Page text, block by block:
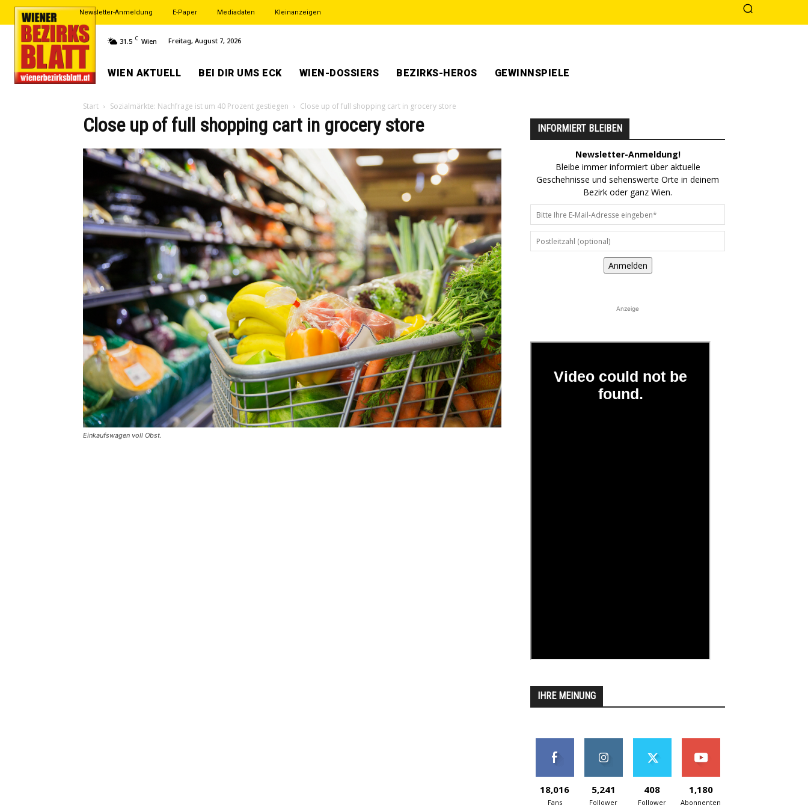
Newsletter-Anmeldung E-Paper Mediadaten Kleinanzeigen
31.5 C Wien Freitag, August 7, 2026
WIEN AKTUELL BEI DIR UMS ECK WIEN-DOSSIERS BEZIRKS-HEROS GEWINNSPIELE
Start Sozialmärkte: Nachfrage ist um 40 Prozent gestiegen Close up of full shopping cart in grocery store
Close up of full shopping cart in grocery store
Einkaufswagen voll Obst.
INFORMIERT BLEIBEN
Newsletter-Anmeldung!
Bleibe immer informiert über aktuelle
Geschehnisse und sehenswerte Orte in deinem
Bezirk oder ganz Wien.
Anmelden
Anzeige
IHRE MEINUNG
18,016
Fans
5,241
Follower
408
Follower
1,180
Abonnenten